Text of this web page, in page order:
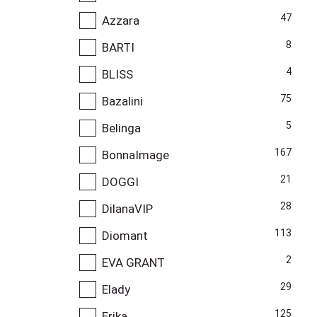
Azzara
47
BARTI 8
BLISS 4
Bazalini 75
Belinga 5
BonnaImage 167
DOGGI 21
DilanaVIP 28
Diomant 113
EVA GRANT 2
Elady 29
125